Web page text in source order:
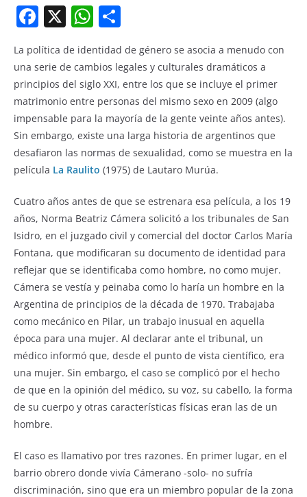
F
a
c
e
b
o
o
k
X W
h
at
s
A
p
p
h
ar
e
La política de identidad de género se asocia a menudo con
una serie de cambios legales y culturales dramáticos a
principios del siglo XXI, entre los que se incluye el primer
matrimonio entre personas del mismo sexo en 2009 (algo
impensable para la mayoría de la gente veinte años antes).
Sin embargo, existe una larga historia de argentinos que
desafiaron las normas de sexualidad, como se muestra en la
película La Raulito (1975) de Lautaro Murúa.
Cuatro años antes de que se estrenara esa película, a los 19
años, Norma Beatriz Cámera solicitó a los tribunales de San
Isidro, en el juzgado civil y comercial del doctor Carlos María
Fontana, que modificaran su documento de identidad para
reflejar que se identificaba como hombre, no como mujer.
Cámera se vestía y peinaba como lo haría un hombre en la
Argentina de principios de la década de 1970. Trabajaba
como mecánico en Pilar, un trabajo inusual en aquella
época para una mujer. Al declarar ante el tribunal, un
médico informó que, desde el punto de vista científico, era
una mujer. Sin embargo, el caso se complicó por el hecho
de que en la opinión del médico, su voz, su cabello, la forma
de su cuerpo y otras características físicas eran las de un
hombre.
El caso es llamativo por tres razones. En primer lugar, en el
barrio obrero donde vivía Cámerano -solo- no sufría
discriminación, sino que era un miembro popular de la zona